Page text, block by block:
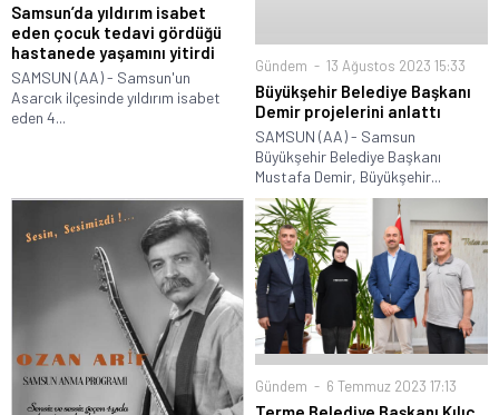
Samsun’da yıldırım isabet
eden çocuk tedavi gördüğü
hastanede yaşamını yitirdi
SAMSUN (AA) - Samsun'un
Asarcık ilçesinde yıldırım isabet
eden 4...
Gündem 13 Ağustos 2023 15:33
Büyükşehir Belediye Başkanı
Demir projelerini anlattı
SAMSUN (AA) - Samsun
Büyükşehir Belediye Başkanı
Mustafa Demir, Büyükşehir...
Gündem 6 Temmuz 2023 17:13